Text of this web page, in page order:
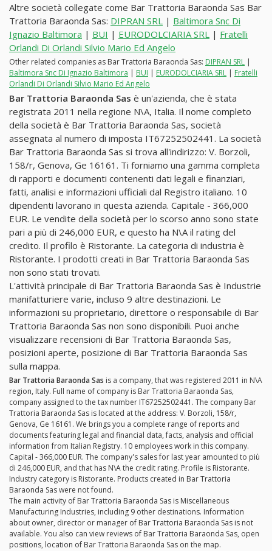
Altre società collegate come Bar Trattoria Baraonda Sas Bar
Trattoria Baraonda Sas: DIPRAN SRL | Baltimora Snc Di
Ignazio Baltimora | BUI | EURODOLCIARIA SRL | Fratelli
Orlandi Di Orlandi Silvio Mario Ed Angelo
Other related companies as Bar Trattoria Baraonda Sas: DIPRAN SRL |
Baltimora Snc Di Ignazio Baltimora | BUI | EURODOLCIARIA SRL | Fratelli
Orlandi Di Orlandi Silvio Mario Ed Angelo
Bar Trattoria Baraonda Sas è un'azienda, che è stata
registrata 2011 nella regione N\A, Italia. Il nome completo
della società è Bar Trattoria Baraonda Sas, società
assegnata al numero di imposta IT67252502441. La società
Bar Trattoria Baraonda Sas si trova all'indirizzo: V. Borzoli,
158/r, Genova, Ge 16161. Ti forniamo una gamma completa
di rapporti e documenti contenenti dati legali e finanziari,
fatti, analisi e informazioni ufficiali dal Registro italiano. 10
dipendenti lavorano in questa azienda. Capitale - 366,000
EUR. Le vendite della società per lo scorso anno sono state
pari a più di 246,000 EUR, e questo ha N\A il rating del
credito. Il profilo è Ristorante. La categoria di industria è
Ristorante. I prodotti creati in Bar Trattoria Baraonda Sas
non sono stati trovati.
L'attività principale di Bar Trattoria Baraonda Sas è Industrie
manifatturiere varie, incluso 9 altre destinazioni. Le
informazioni su proprietario, direttore o responsabile di Bar
Trattoria Baraonda Sas non sono disponibili. Puoi anche
visualizzare recensioni di Bar Trattoria Baraonda Sas,
posizioni aperte, posizione di Bar Trattoria Baraonda Sas
sulla mappa.
Bar Trattoria Baraonda Sas is a company, that was registered 2011 in N\A
region, Italy. Full name of company is Bar Trattoria Baraonda Sas,
company assigned to the tax number IT67252502441. The company Bar
Trattoria Baraonda Sas is located at the address: V. Borzoli, 158/r,
Genova, Ge 16161. We brings you a complete range of reports and
documents featuring legal and financial data, facts, analysis and official
information from Italian Registry. 10 employees work in this company.
Capital - 366,000 EUR. The company's sales for last year amounted to più
di 246,000 EUR, and that has N\A the credit rating. Profile is Ristorante.
Industry category is Ristorante. Products created in Bar Trattoria
Baraonda Sas were not found.
The main activity of Bar Trattoria Baraonda Sas is Miscellaneous
Manufacturing Industries, including 9 other destinations. Information
about owner, director or manager of Bar Trattoria Baraonda Sas is not
available. You also can view reviews of Bar Trattoria Baraonda Sas, open
positions, location of Bar Trattoria Baraonda Sas on the map.